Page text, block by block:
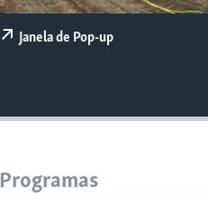
Janela de Pop-up
Programas